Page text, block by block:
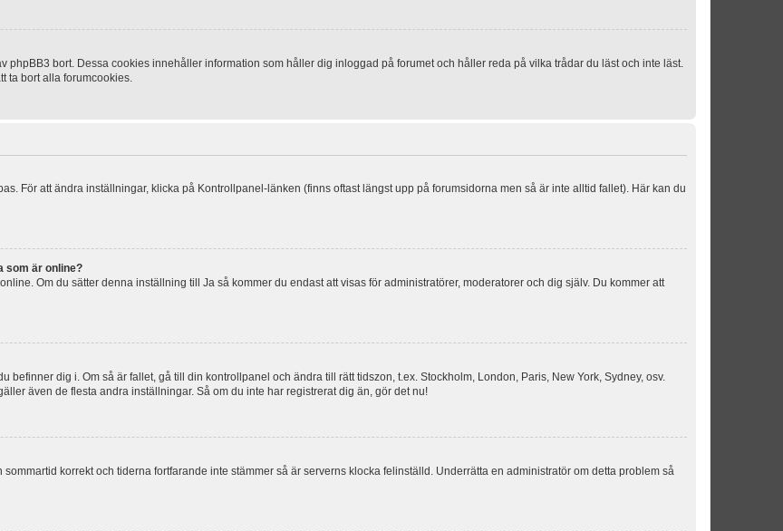
phpBB3 bort. Dessa cookies innehåller information som håller dig inloggad på forumet och håller reda på vilka trådar du läst och inte läst.
ta bort alla forumcookies.
För att ändra inställningar, klicka på Kontrollpanel-länken (finns oftast längst upp på forumsidorna men så är inte alltid fallet). Här kan du
som är online?
Om du sätter denna inställning till Ja så kommer du endast att visas för administratörer, moderatorer och dig själv. Du kommer att
befinner dig i. Om så är fallet, gå till din kontrollpanel och ändra till rätt tidszon, t.ex. Stockholm, London, Paris, New York, Sydney, osv.
även de flesta andra inställningar. Så om du inte har registrerat dig än, gör det nu!
korrekt och tiderna fortfarande inte stämmer så är serverns klocka felinställd. Underrätta en administratör om detta problem så